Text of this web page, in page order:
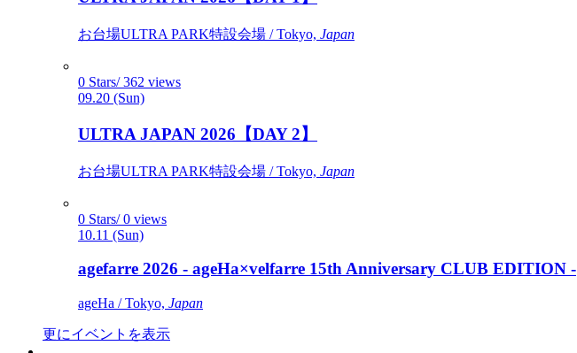
お台場ULTRA PARK特設会場 / Tokyo, Japan
0 Stars/ 362 views
09.20 (Sun)
ULTRA JAPAN 2026【DAY 2】
お台場ULTRA PARK特設会場 / Tokyo, Japan
0 Stars/ 0 views
10.11 (Sun)
agefarre 2026 - ageHa×velfarre 15th Anniversary CLUB EDITION -
ageHa / Tokyo, Japan
更にイベントを表示